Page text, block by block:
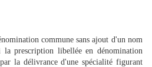
commune sans ajout d'un nom
prescription libellée en dénomination
la délivrance d'une spécialité figurant